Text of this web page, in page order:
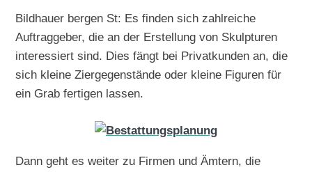
Bildhauer bergen St: Es finden sich zahlreiche
Auftraggeber, die an der Erstellung von Skulpturen
interessiert sind. Dies fängt bei Privatkunden an, die
sich kleine Ziergegenstände oder kleine Figuren für
ein Grab fertigen lassen.
Dann geht es weiter zu Firmen und Ämtern, die